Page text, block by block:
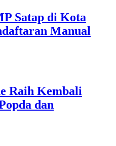
Satap di Kota
Manual
Raih Kembali
dan